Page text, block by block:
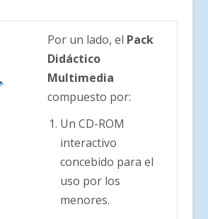
Por un lado, el Pack
Didáctico
Multimedia
compuesto por:
Un CD-ROM
interactivo
concebido para el
uso por los
menores.